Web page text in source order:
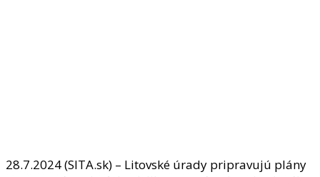
28.7.2024 (SITA.sk) – Litovské úrady pripravujú plány